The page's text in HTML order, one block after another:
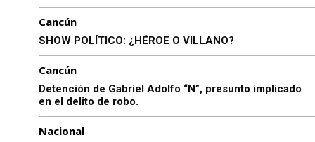
Cancún
SHOW POLÍTICO: ¿HÉROE O VILLANO?
Cancún
Detención de Gabriel Adolfo “N”, presunto implicado
en el delito de robo.
Nacional